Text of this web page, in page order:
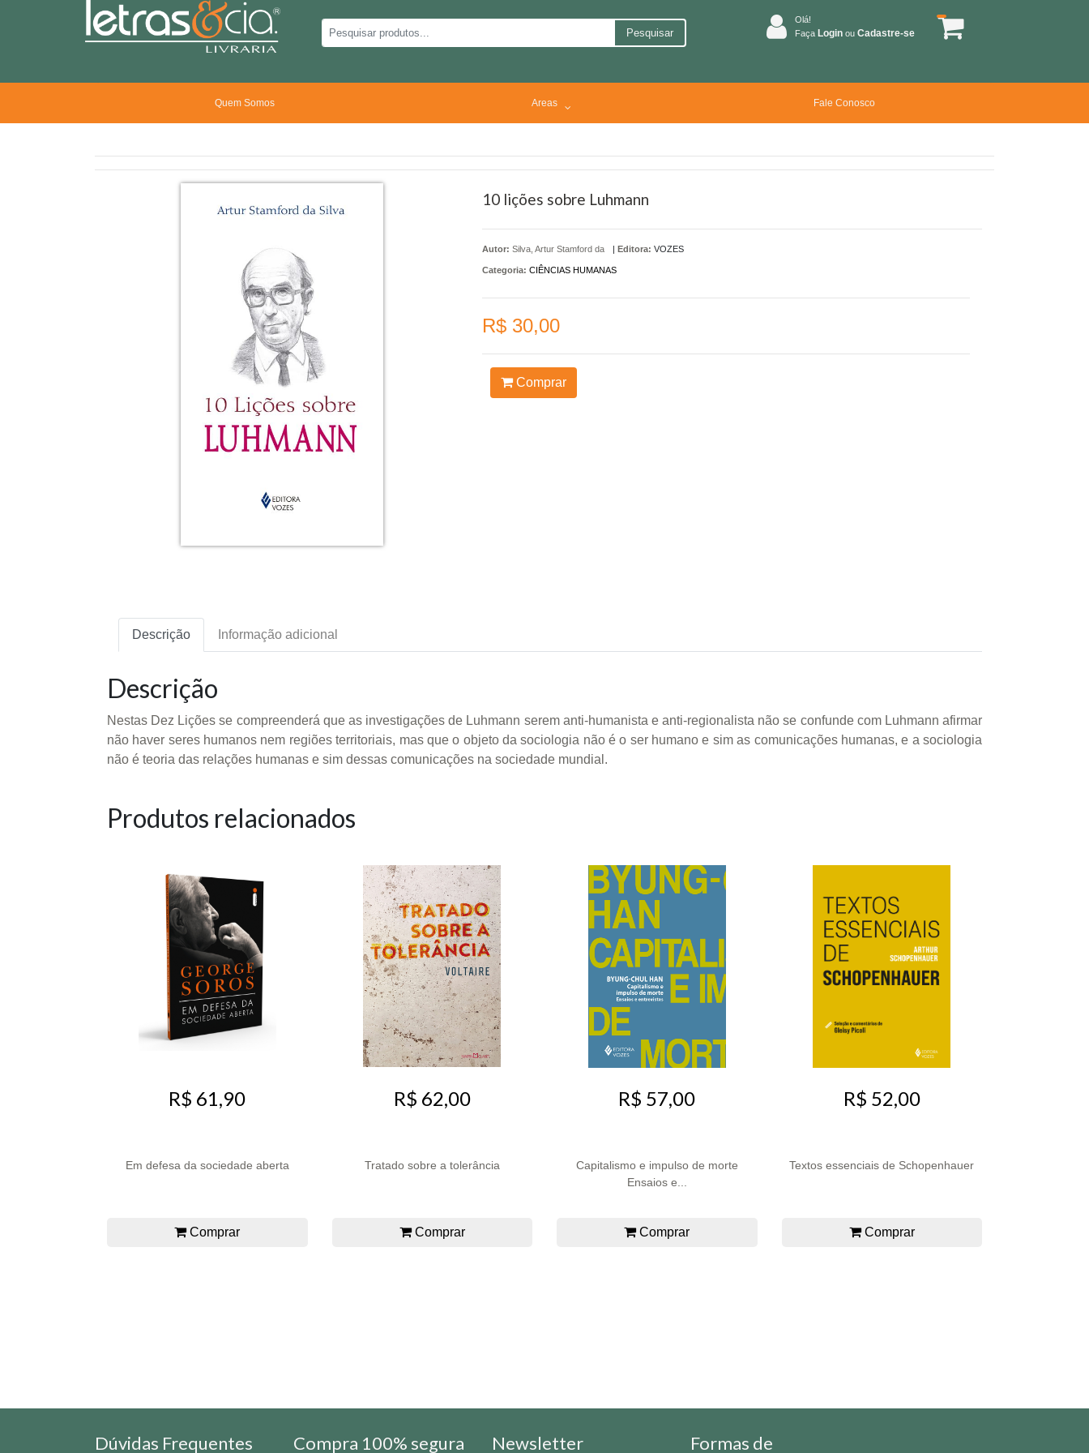
Pesquisar
Olá!
Faça Login ou Cadastre-se
Quem Somos Areas Fale Conosco
10 lições sobre Luhmann
Autor: Silva, Artur Stamford da | Editora: VOZES
Categoria: CIÊNCIAS HUMANAS
R$ 30,00
Comprar
Descrição Informação adicional
Descrição
Nestas Dez Lições se compreenderá que as investigações de Luhmann serem anti-humanista e anti-regionalista não se confunde com Luhmann afirmar
não haver seres humanos nem regiões territoriais, mas que o objeto da sociologia não é o ser humano e sim as comunicações humanas, e a sociologia
não é teoria das relações humanas e sim dessas comunicações na sociedade mundial.
Produtos relacionados
R$ 61,90
Em defesa da sociedade aberta
Comprar
R$ 62,00
Tratado sobre a tolerância
Comprar
R$ 57,00
Capitalismo e impulso de morte
Ensaios e...
Comprar
R$ 52,00
Textos essenciais de Schopenhauer
Comprar
Dúvidas Frequentes Compra 100% segura Newsletter Formas de